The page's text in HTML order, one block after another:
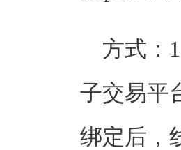
方式：
子交易平
绑定后，